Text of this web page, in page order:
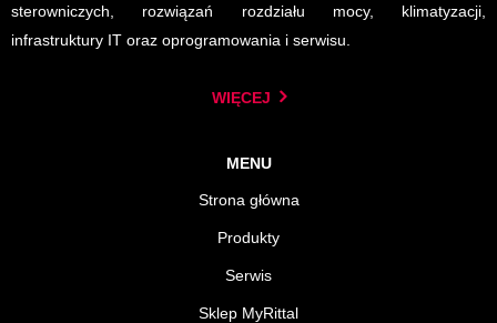
sterowniczych, rozwiązań rozdziału mocy, klimatyzacji,
infrastruktury IT oraz oprogramowania i serwisu.
WIĘCEJ
MENU
Strona główna
Produkty
Serwis
Sklep MyRittal